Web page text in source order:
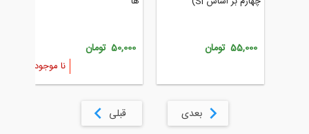
55,000 تومان 50,000 تومان
نا موجود
بعدی